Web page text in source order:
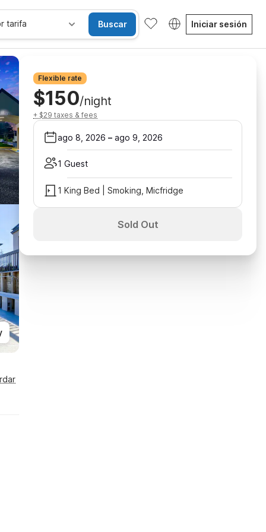
tarifa Buscar Iniciar sesión
Flexible rate
$150/night
+ $29 taxes & fees
ago 8, 2026 – ago 9, 2026
1 Guest
1 King Bed | Smoking, Micfridge
Sold Out